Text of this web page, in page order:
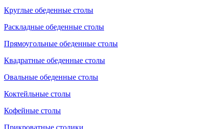
Круглые обеденные столы
Раскладные обеденные столы
Прямоугольные обеденные столы
Квадратные обеденные столы
Овальные обеденные столы
Коктейльные столы
Кофейные столы
Прикроватные столики